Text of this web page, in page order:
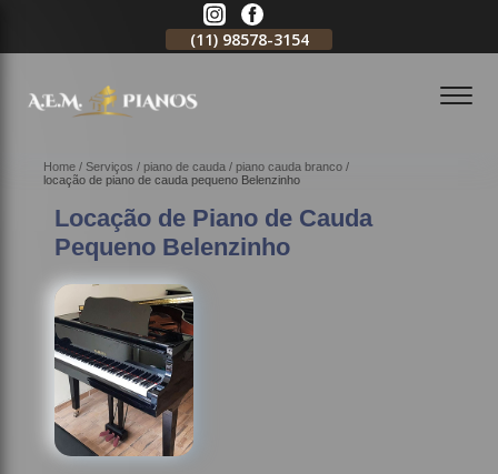
(11) 98578-3154
Home Serviços piano de cauda
piano cauda branco
locação de piano de cauda pequeno Belenzinho
Locação de Piano de Cauda
Pequeno Belenzinho